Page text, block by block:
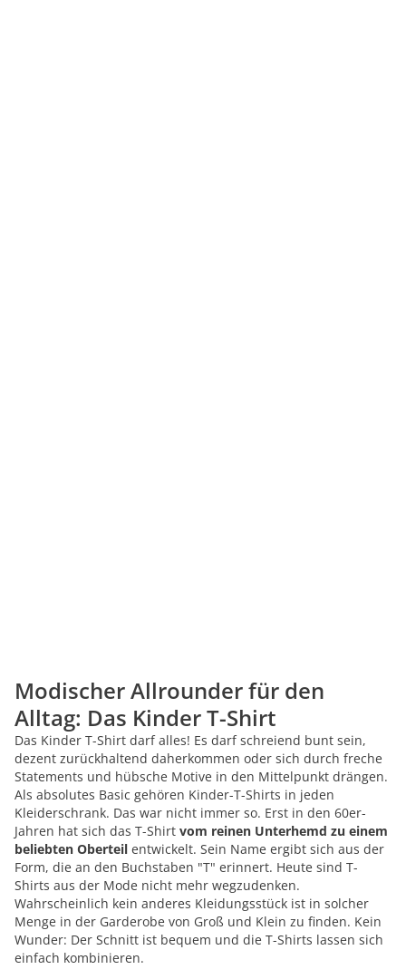
Modischer Allrounder für den
Alltag: Das Kinder T-Shirt
Das Kinder T-Shirt darf alles! Es darf schreiend bunt sein,
dezent zurückhaltend daherkommen oder sich durch freche
Statements und hübsche Motive in den Mittelpunkt drängen.
Als absolutes Basic gehören Kinder-T-Shirts in jeden
Kleiderschrank. Das war nicht immer so. Erst in den 60er-
Jahren hat sich das T-Shirt vom reinen Unterhemd zu einem
beliebten Oberteil entwickelt. Sein Name ergibt sich aus der
Form, die an den Buchstaben "T" erinnert. Heute sind T-
Shirts aus der Mode nicht mehr wegzudenken.
Wahrscheinlich kein anderes Kleidungsstück ist in solcher
Menge in der Garderobe von Groß und Klein zu finden. Kein
Wunder: Der Schnitt ist bequem und die T-Shirts lassen sich
einfach kombinieren.